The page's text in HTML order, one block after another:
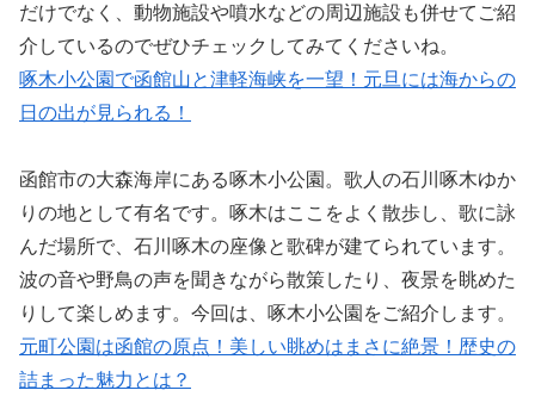
だけでなく、動物施設や噴水などの周辺施設も併せてご紹
介しているのでぜひチェックしてみてくださいね。
啄木小公園で函館山と津軽海峡を一望！元旦には海からの
日の出が見られる！
函館市の大森海岸にある啄木小公園。歌人の石川啄木ゆか
りの地として有名です。啄木はここをよく散歩し、歌に詠
んだ場所で、石川啄木の座像と歌碑が建てられています。
波の音や野鳥の声を聞きながら散策したり、夜景を眺めた
りして楽しめます。今回は、啄木小公園をご紹介します。
元町公園は函館の原点！美しい眺めはまさに絶景！歴史の
詰まった魅力とは？